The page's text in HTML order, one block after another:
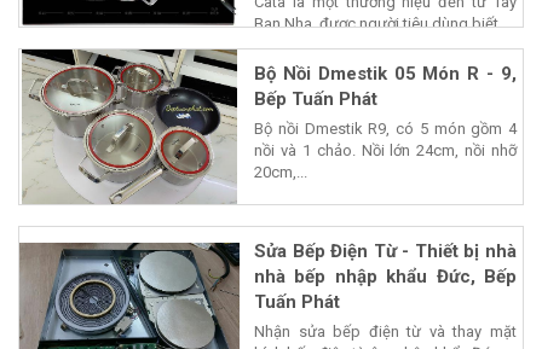
Ban Nha, được người tiêu dùng biết...
Bộ Nồi Dmestik 05 Món R - 9,
Bếp Tuấn Phát
Bộ nồi Dmestik R9, có 5 món gồm 4
nồi và 1 chảo. Nồi lớn 24cm, nồi nhỡ
20cm,...
Sửa Bếp Điện Từ - Thiết bị nhà
nhà bếp nhập khẩu Đức, Bếp
Tuấn Phát
Nhận sửa bếp điện từ và thay mặt